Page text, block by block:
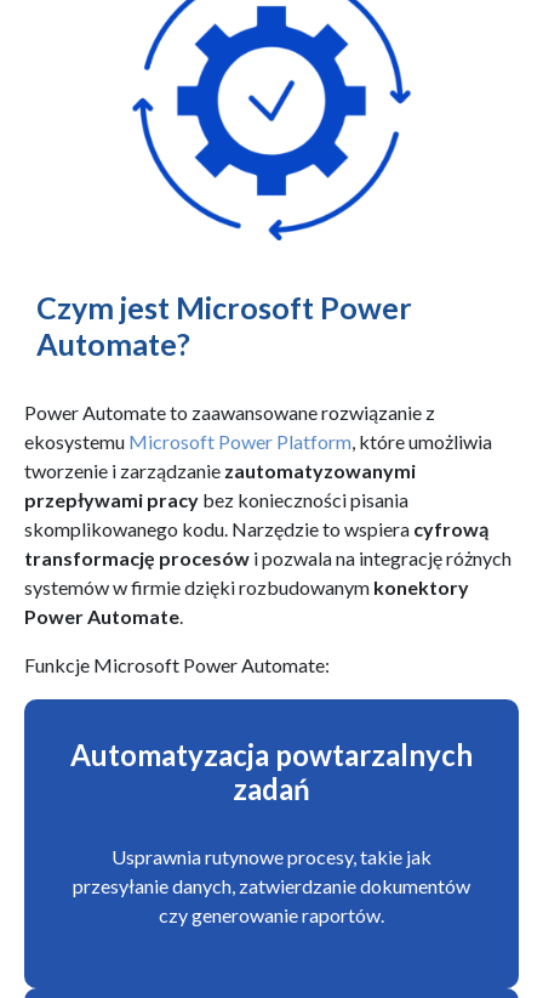
Czym jest Microsoft Power
Automate?
Power Automate to zaawansowane rozwiązanie z
ekosystemu Microsoft Power Platform, które umożliwia
tworzenie i zarządzanie zautomatyzowanymi
przepływami pracy bez konieczności pisania
skomplikowanego kodu. Narzędzie to wspiera cyfrową
transformację procesów i pozwala na integrację różnych
systemów w firmie dzięki rozbudowanym konektory
Power Automate.
Funkcje Microsoft Power Automate:
Automatyzacja powtarzalnych
zadań
Usprawnia rutynowe procesy, takie jak
przesyłanie danych, zatwierdzanie dokumentów
czy generowanie raportów.